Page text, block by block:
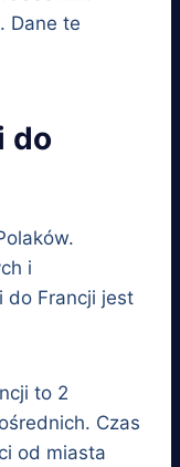
Dane te
do
i
do Francji jest
to 2
Czas
od miasta